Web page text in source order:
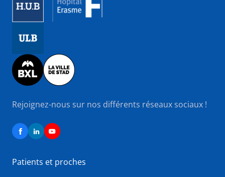
Image
Rejoignez-nous sur nos différents réseaux sociaux !
Patients et proches